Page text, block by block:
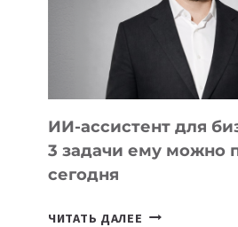
НА
МЕЖДУНАРОДНОЙ
ОЛИМПИАДЕ
ИИ
ИИ-ассистент для
3 задачи ему можно
сегодня
ЧИТАТЬ ДАЛЕЕ ИИ-